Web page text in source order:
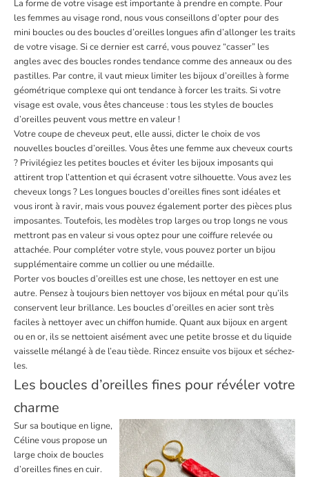
La forme de votre visage est importante à prendre en compte. Pour
les femmes au visage rond, nous vous conseillons d’opter pour des
mini boucles ou des boucles d’oreilles longues afin d’allonger les traits
de votre visage. Si ce dernier est carré, vous pouvez “casser” les
angles avec des boucles rondes tendance comme des anneaux ou des
pastilles. Par contre, il vaut mieux limiter les bijoux d’oreilles à forme
géométrique complexe qui ont tendance à forcer les traits. Si votre
visage est ovale, vous êtes chanceuse : tous les styles de boucles
d’oreilles peuvent vous mettre en valeur !
Votre coupe de cheveux peut, elle aussi, dicter le choix de vos
nouvelles boucles d’oreilles. Vous êtes une femme aux cheveux courts
? Privilégiez les petites boucles et éviter les bijoux imposants qui
attirent trop l’attention et qui écrasent votre silhouette. Vous avez les
cheveux longs ? Les longues boucles d’oreilles fines sont idéales et
vous iront à ravir, mais vous pouvez également porter des pièces plus
imposantes. Toutefois, les modèles trop larges ou trop longs ne vous
mettront pas en valeur si vous optez pour une coiffure relevée ou
attachée. Pour compléter votre style, vous pouvez porter un bijou
supplémentaire comme un collier ou une médaille.
Porter vos boucles d’oreilles est une chose, les nettoyer en est une
autre. Pensez à toujours bien nettoyer vos bijoux en métal pour qu’ils
conservent leur brillance. Les boucles d’oreilles en aciersont très
faciles à nettoyer avec un chiffon humide. Quant aux bijoux en argent
ou en or, ils se nettoient aisément avec une petite brosse et du liquide
vaisselle mélangé à de l’eau tiède. Rincez ensuite vos bijoux et séchez-
les.
Les boucles d’oreilles fines pour révéler votre
charme
Sur sa boutique en ligne,
Céline vous propose un
large choix de boucles
d’oreilles fines en cuir.